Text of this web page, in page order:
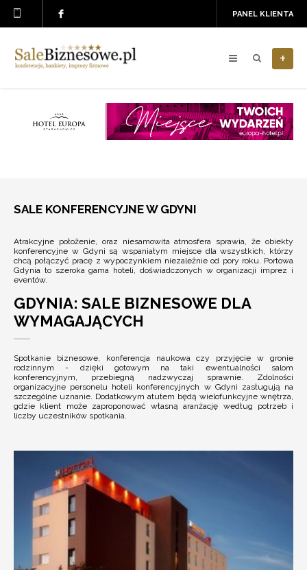
PANEL KLIENTA
+
SALE KONFERENCYJNE W GDYNI
Atrakcyjne położenie, oraz niesamowita atmosfera sprawia, że obiekty
konferencyjne w Gdyni są wspaniałym miejsce dla wszystkich, którzy
chcą połączyć pracę z wypoczynkiem niezależnie od pory roku. Portowa
Gdynia to szeroka gama hoteli, doświadczonych w organizacji imprez i
eventów.
GDYNIA: SALE BIZNESOWE DLA
WYMAGAJĄCYCH
Spotkanie biznesowe, konferencja naukowa czy przyjęcie w gronie
rodzinnym - dzięki gotowym na taki ewentualności salom
konferencyjnym, przebiegną nadzwyczaj sprawnie. Zdolności
organizacyjne personelu hoteli konferencyjnych w Gdyni zasługują na
szczególne uznanie. Dodatkowym atutem będą wielofunkcyjne wnętrza,
gdzie klient może zaproponować własną aranżację według potrzeb i
liczby uczestników spotkania.